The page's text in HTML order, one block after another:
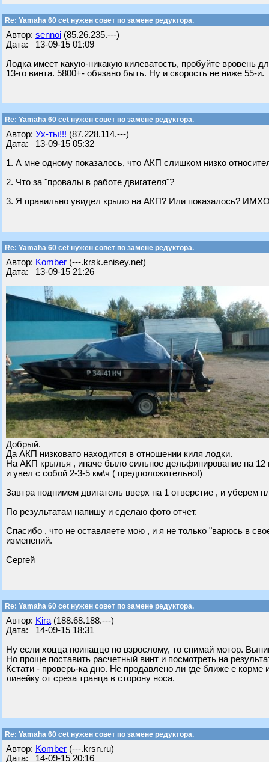
Re: Yamaha 60 cet нужен совет по замене редуктора.
Автор: sennoi (85.26.235.---)
Дата: 13-09-15 01:09
Лодка имеет какую-никакую килеватость, пробуйте вровень
13-го винта. 5800+- обязано быть. Ну и скорость не ниже 55-и.
Re: Yamaha 60 cet нужен совет по замене редуктора.
Автор: Ух-ты!!! (87.228.114.---)
Дата: 13-09-15 05:32
1. А мне одному показалось, что АКП слишком низко
2. Что за "провалы в работе двигателя"?
3. Я правильно увидел крыло на АКП? Или показалось?
Re: Yamaha 60 cet нужен совет по замене редуктора.
Автор: Komber (---.krsk.enisey.net)
Дата: 13-09-15 21:26
Добрый.
Да АКП низковато находится в отношении киля лодки.
На АКП крылья , иначе было сильное дельфинирование на 12
и увел с собой 2-3-5 км\ч ( предположительно!)
Завтра поднимем двигатель вверх на 1 отверстие , и уберем
По результатам напишу и сделаю фото отчет.
Спасибо , что не оставляете мою , и я не только "варюсь в
изменений.
Сергей
Re: Yamaha 60 cet нужен совет по замене редуктора.
Автор: Kira (188.68.188.---)
Дата: 14-09-15 18:31
Ну если хоцца поипаццо по взрослому, то снимай мотор.
Но проще поставить расчетный винт и посмотреть на
Кстати - проверь-ка дно. Не продавлено ли где ближе е
линейку от среза транца в сторону носа.
Re: Yamaha 60 cet нужен совет по замене редуктора.
Автор: Komber (---.krsn.ru)
Дата: 14-09-15 20:16